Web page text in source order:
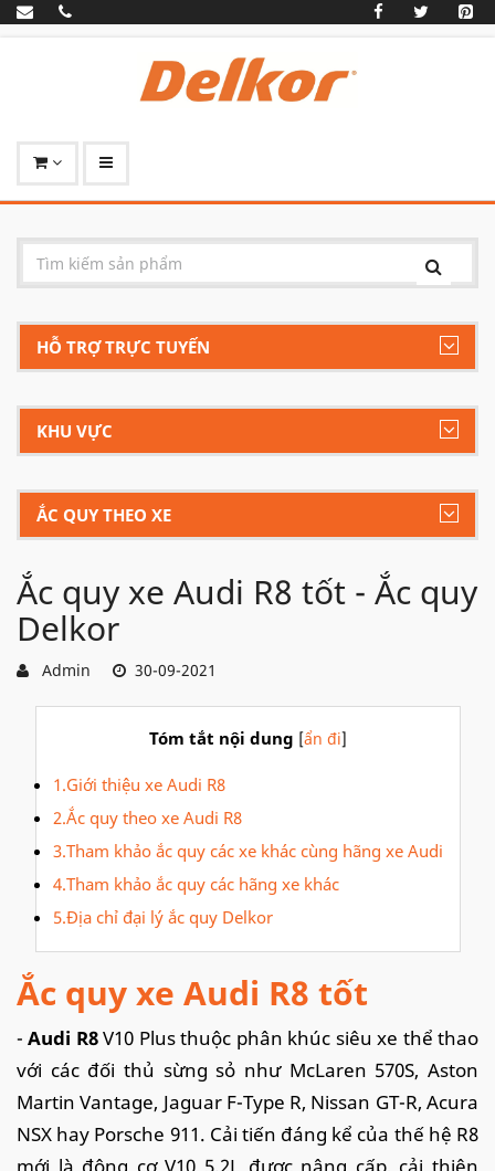
HỖ TRỢ TRỰC TUYẾN
KHU VỰC
ẮC QUY THEO XE
Ắc quy xe Audi R8 tốt - Ắc quy
Delkor
Admin 30-09-2021
Tóm tắt nội dung [ẩn đi]
1.Giới thiệu xe Audi R8
2.Ắc quy theo xe Audi R8
3.Tham khảo ắc quy các xe khác cùng hãng xe Audi
4.Tham khảo ắc quy các hãng xe khác
5.Địa chỉ đại lý ắc quy Delkor
Ắc quy xe Audi R8 tốt
-Audi R8V10 Plus thuộc phân khúc siêu xe thể thao
với các đối thủ sừng sỏ như McLaren 570S, Aston
Martin Vantage, Jaguar F-Type R, Nissan GT-R, Acura
NSX hay Porsche 911. Cải tiến đáng kể của thế hệ R8